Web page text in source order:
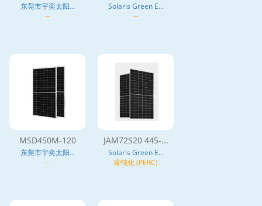
东莞市宇奕太阳...
--
Solaris Green E...
--
MSD450M-120
东莞市宇奕太阳...
--
JAM72S20 445-...
Solaris Green E...
背钝化 (PERC)